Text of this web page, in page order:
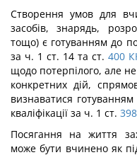
Створення умов для
засобів, знарядь,
тощо) є готуванням до
за ч. 1 ст. 14 та ст. 400
щодо потерпі­лого, але
конкретних дій,
визнаватися
кваліфі­кації за ч. 1 ст. 398
Посягання на життя
може бути вчинено як